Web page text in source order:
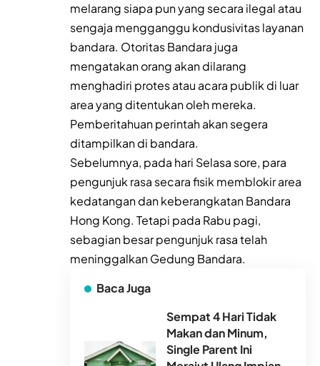
melarang siapa pun yang secara ilegal atau
sengaja mengganggu kondusivitas layanan
bandara. Otoritas Bandara juga
mengatakan orang akan dilarang
menghadiri protes atau acara publik di luar
area yang ditentukan oleh mereka.
Pemberitahuan perintah akan segera
ditampilkan di bandara.
Sebelumnya, pada hari Selasa sore, para
pengunjuk rasa secara fisik memblokir area
kedatangan dan keberangkatan Bandara
Hong Kong. Tetapi pada Rabu pagi,
sebagian besar pengunjuk rasa telah
meninggalkan Gedung Bandara.
Baca Juga
Sempat 4 Hari Tidak
Makan dan Minum,
Single Parent Ini